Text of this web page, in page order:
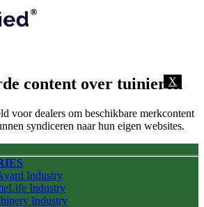
X
content over tuinieren
voor dealers om beschikbare merkcontent
syndiceren naar hun eigen websites.
Industry
Industry
Industry